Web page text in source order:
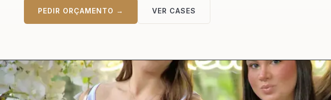
PEDIR ORÇAMENTO → VER CASES